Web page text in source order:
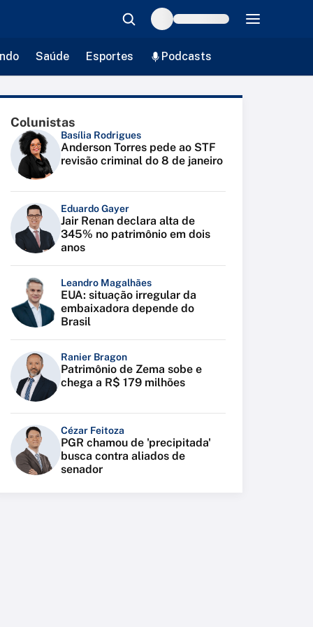
Saúde Esportes Podcasts
Colunistas
Basília Rodrigues
Anderson Torres pede ao STF
revisão criminal do 8 de janeiro
Eduardo Gayer
Jair Renan declara alta de
345% no patrimônio em dois
anos
Leandro Magalhães
EUA: situação irregular da
embaixadora depende do
Brasil
Ranier Bragon
Patrimônio de Zema sobe e
chega a R$ 179 milhões
Cézar Feitoza
PGR chamou de 'precipitada'
busca contra aliados de
senador